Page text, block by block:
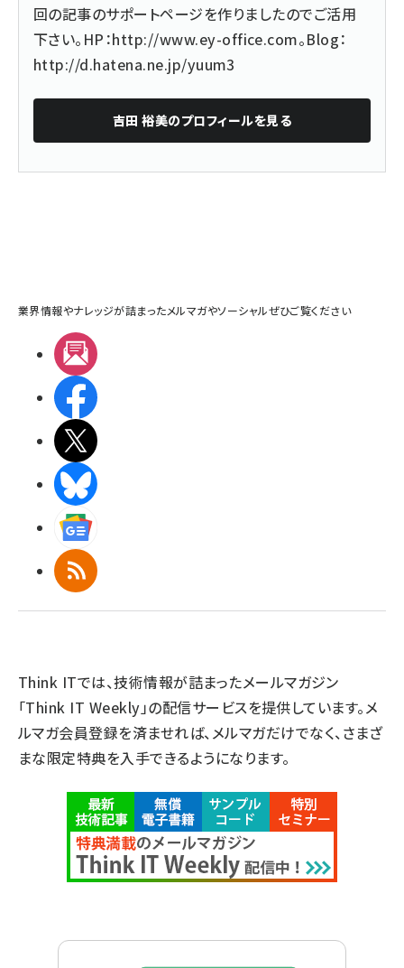
回の記事のサポートページを作りましたのでご活用
下さい。HP：http://www.ey-office.com。Blog：
http://d.hatena.ne.jp/yuum3
吉田 裕美のプロフィールを見る
業界情報やナレッジが詰まったメルマガやソーシャルぜひご覧ください
RSS
Think ITでは、技術情報が詰まったメールマガジン
「Think IT Weekly」の配信サービスを提供しています。メ
ルマガ会員登録を済ませれば、メルマガだけでなく、さまざ
まな限定特典を入手できるようになります。